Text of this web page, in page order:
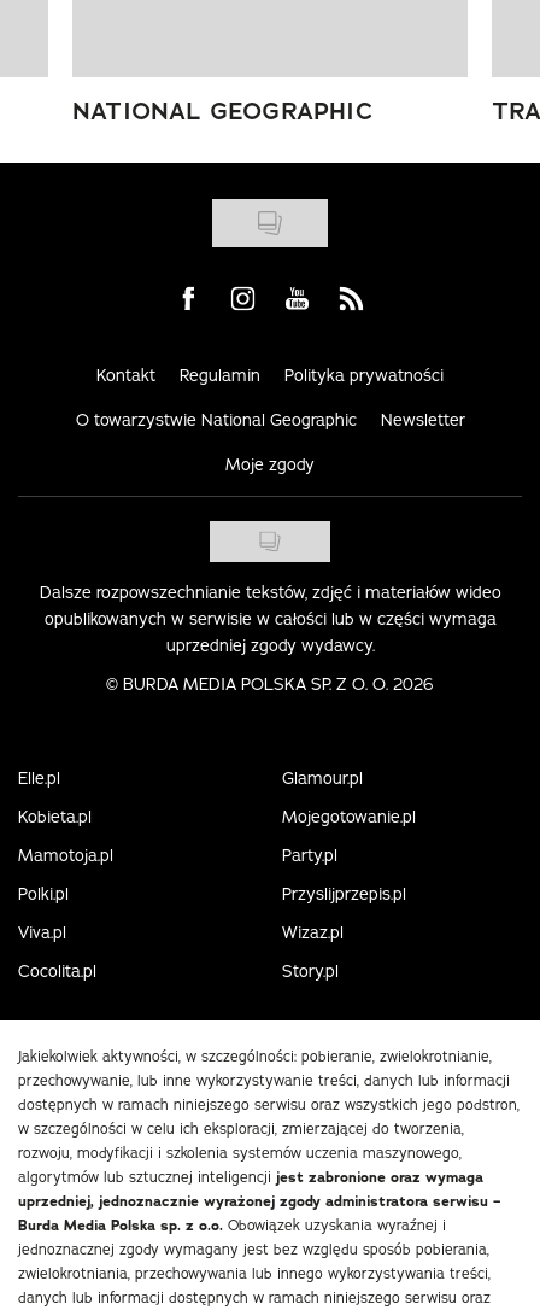
NATIONAL GEOGRAPHIC
Visit us on Facebook
Visit us on Instagram
Visit us on Youtube
Visit us on Rss
Kontakt Regulamin Polityka prywatności
O towarzystwie National Geographic Newsletter
Moje zgody
Dalsze rozpowszechnianie tekstów, zdjęć i materiałów wideo
opublikowanych w serwisie w całości lub w części wymaga
uprzedniej zgody wydawcy.
© BURDA MEDIA POLSKA SP. Z O. O. 2026
Elle.pl
Glamour.pl
Kobieta.pl
Mojegotowanie.pl
Mamotoja.pl
Party.pl
Polki.pl
Przyslijprzepis.pl
Viva.pl
Wizaz.pl
Cocolita.pl
Story.pl
Jakiekolwiek aktywności, w szczególności: pobieranie, zwielokrotnianie,
przechowywanie, lub inne wykorzystywanie treści, danych lub informacji
dostępnych w ramach niniejszego serwisu oraz wszystkich jego podstron,
w szczególności w celu ich eksploracji, zmierzającej do tworzenia,
rozwoju, modyfikacji i szkolenia systemów uczenia maszynowego,
algorytmów lub sztucznej inteligencji jest zabronione oraz wymaga
uprzedniej, jednoznacznie wyrażonej zgody administratora serwisu –
Burda Media Polska sp. z o.o. Obowiązek uzyskania wyraźnej i
jednoznacznej zgody wymagany jest bez względu sposób pobierania,
zwielokrotniania, przechowywania lub innego wykorzystywania treści,
danych lub informacji dostępnych w ramach niniejszego serwisu oraz